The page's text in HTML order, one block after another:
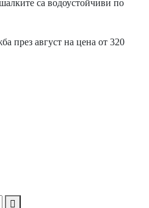
са водоустойчиви по
през август на цена от 320